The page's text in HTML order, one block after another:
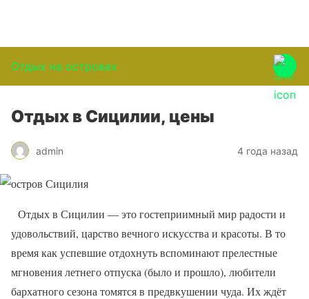
Отдых на островах
Отдых в Сицилии, цены
admin 4 года назад
Отдых в Сицилии — это гостеприимный мир радости и
удовольствий, царство вечного искусства и красоты. В то
время как успевшие отдохнуть вспоминают прелестные
мгновения летнего отпуска (было и прошло), любители
бархатного сезона томятся в предвкушении чуда. Их ждёт